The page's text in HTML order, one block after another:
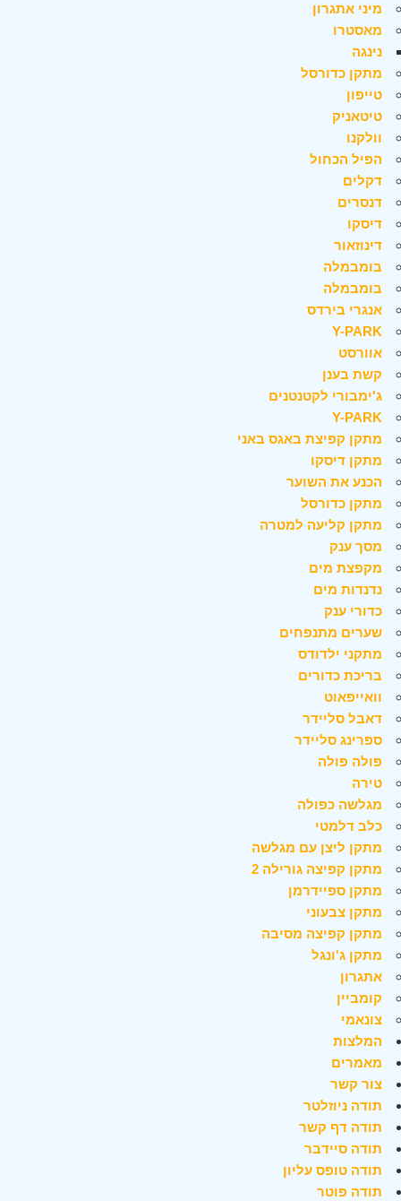
מיני אתגרון
מאסטרו
נינגה
מתקן כדורסל
טייפון
טיטאניק
וולקנו
הפיל הכחול
דקלים
דנסרים
דיסקו
דינוזאור
בומבמלה
בומבמלה
אנגרי בירדס
Y-PARK
אוורסט
קשת בענן
ג'ימבורי לקטנטנים
Y-PARK
מתקן קפיצת באגס באני
מתקן דיסקו
הכנע את השוער
מתקן כדורסל
מתקן קליעה למטרה
מסך ענק
מקפצת מים
נדנדות מים
כדורי ענק
שערים מתנפחים
מתקני ילדודס
בריכת כדורים
וואייפאוט
דאבל סליידר
ספרינג סליידר
פולה פולה
טירה
מגלשה כפולה
כלב דלמטי
מתקן ליצן עם מגלשה
מתקן קפיצה גורילה 2
מתקן ספיידרמן
מתקן צבעוני
מתקן קפיצה מסיבה
מתקן ג'ונגל
אתגרון
קומביין
צונאמי
המלצות
מאמרים
צור קשר
תודה ניוזלטר
תודה דף קשר
תודה סיידבר
תודה טופס עליון
תודה פוטר